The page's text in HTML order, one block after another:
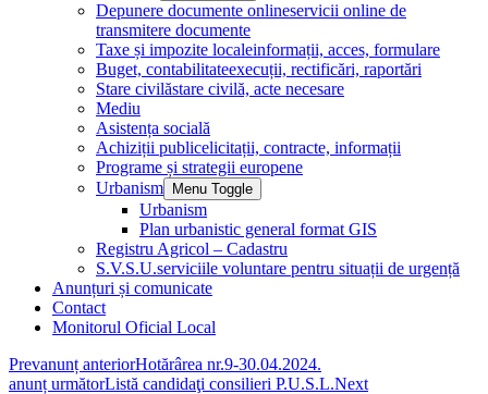
Depunere documente onlineservicii online de
transmitere documente
Taxe și impozite localeinformații, acces, formulare
Buget, contabilitateexecuții, rectificări, raportări
Stare civilăstare civilă, acte necesare
Mediu
Asistența socială
Achiziții publicelicitații, contracte, informații
Programe și strategii europene
Urbanism
Menu Toggle
Urbanism
Plan urbanistic general format GIS
Registru Agricol – Cadastru
S.V.S.U.serviciile voluntare pentru situații de urgență
Anunțuri și comunicate
Contact
Monitorul Oficial Local
Prevanunț anteriorHotărârea nr.9-30.04.2024.
anunț următorListă candidaţi consilieri P.U.S.L.Next